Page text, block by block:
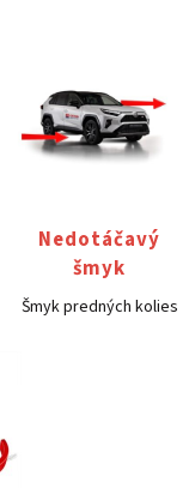
Nedotáčavý
šmyk
Šmyk predných kolies